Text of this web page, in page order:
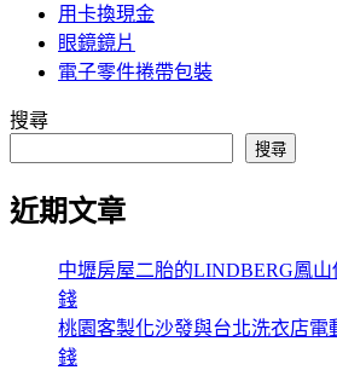
用卡換現金
眼鏡鏡片
電子零件捲帶包裝
搜尋
搜尋
近期文章
中壢房屋二胎的LINDBERG鳳
錢
桃園客製化沙發與台北洗衣店電
錢